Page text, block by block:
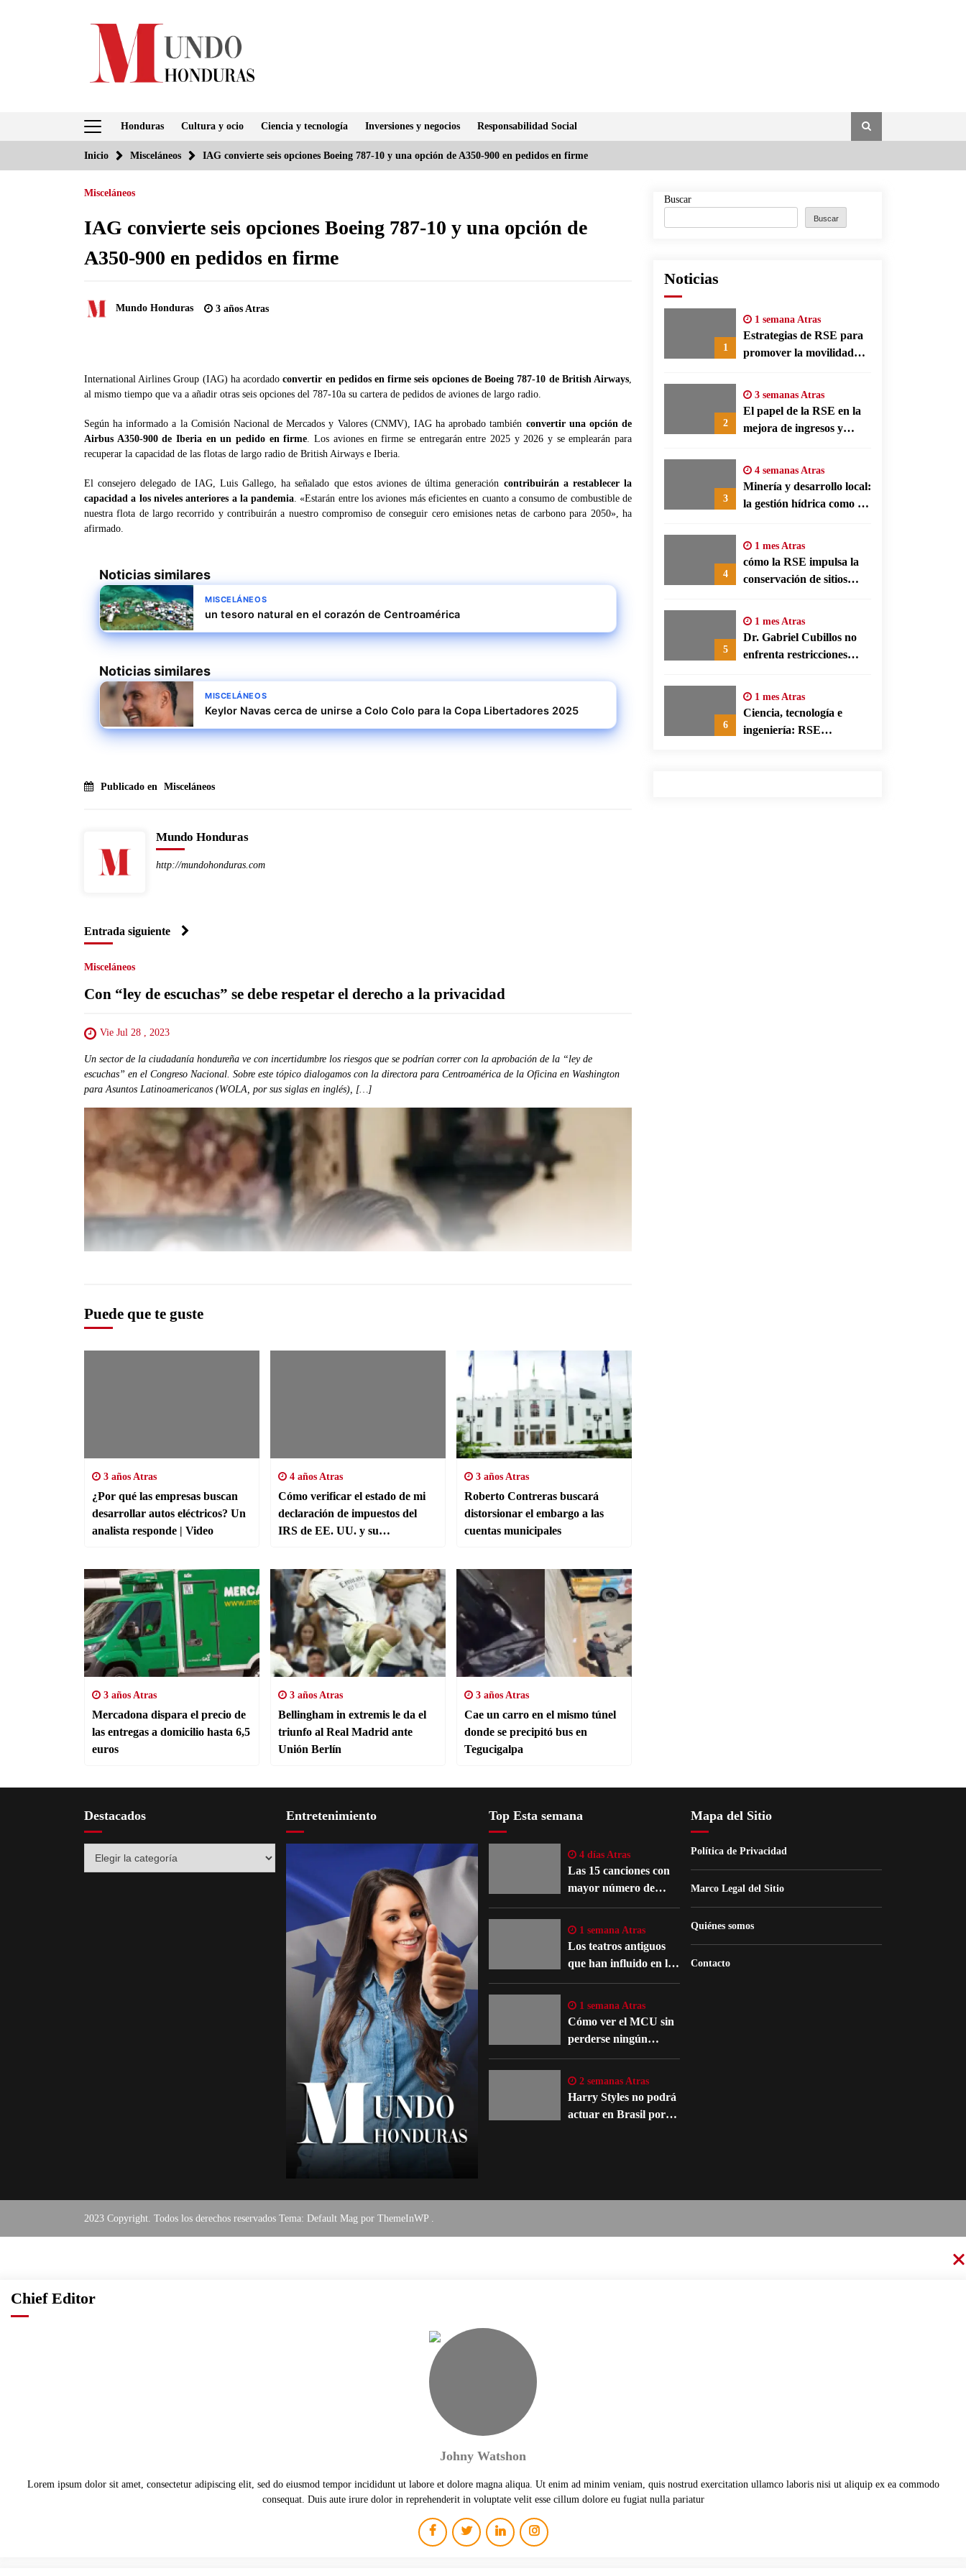
Honduras Cultura y ocio Ciencia y tecnología Inversiones y negocios Responsabilidad Social
Inicio Misceláneos IAG convierte seis opciones Boeing 787-10 y una opción de A350-900 en pedidos en firme
Misceláneos
IAG convierte seis opciones Boeing 787-10 y una opción de
A350-900 en pedidos en firme
Mundo Honduras 3 años Atras
International Airlines Group (IAG) ha acordadoconvertir en pedidos en firme seis opciones de Boeing 787-10 de British Airways,
al mismo tiempo que va a añadir otras seis opciones del 787-10a su cartera de pedidos de aviones de largo radio.
Según ha informado a la Comisión Nacional de Mercados y Valores (CNMV), IAG ha aprobado también convertir una opción de
Airbus A350-900 de Iberia en un pedido en firme. Los aviones en firme se entregarán entre 2025 y 2026 y se emplearán para
recuperar la capacidad de las flotas de largo radio de British Airways e Iberia.
El consejero delegado de IAG, Luis Gallego, ha señalado que estos aviones de última generación contribuirán a restablecer la
capacidad a los niveles anteriores a la pandemia. «Estarán entre los aviones más eficientes en cuanto a consumo de combustible de
nuestra flota de largo recorrido y contribuirán a nuestro compromiso de conseguir cero emisiones netas de carbono para 2050», ha
afirmado.
Noticias similares
MISCELÁNEOS
un tesoro natural en el corazón de Centroamérica
Noticias similares
MISCELÁNEOS
Keylor Navas cerca de unirse a Colo Colo para la Copa Libertadores 2025
Publicado en Misceláneos
Mundo Honduras
http://mundohonduras.com
Entrada siguiente
Misceláneos
Con “ley de escuchas” se debe respetar el derecho a la privacidad
Vie Jul 28 , 2023
Un sector de la ciudadanía hondureña ve con incertidumbre los riesgos que se podrían correr con la aprobación de la “ley de
escuchas” en el Congreso Nacional. Sobre este tópico dialogamos con la directora para Centroamérica de la Oficina en Washington
para Asuntos Latinoamericanos (WOLA, por sus siglas en inglés), […]
Puede que te guste
3 años Atras
¿Por qué las empresas buscan
desarrollar autos eléctricos? Un
analista responde | Video
4 años Atras
Cómo verificar el estado de mi
declaración de impuestos del
IRS de EE. UU. y su
3 años Atras
Roberto Contreras buscará
distorsionar el embargo a las
cuentas municipales
3 años Atras
Mercadona dispara el precio de
las entregas a domicilio hasta 6,5
euros
3 años Atras
Bellingham in extremis le da el
triunfo al Real Madrid ante
Unión Berlín
3 años Atras
Cae un carro en el mismo túnel
donde se precipitó bus en
Tegucigalpa
Buscar
Buscar
Noticias
1
1 semana Atras
Estrategias de RSE para
promover la movilidad
fabriles alemanes
2
3 semanas Atras
El papel de la RSE en la
mejora de ingresos y
3
4 semanas Atras
Minería y desarrollo local:
la gestión hídrica como eje
4
1 mes Atras
cómo la RSE impulsa la
conservación de sitios
5
1 mes Atras
Dr. Gabriel Cubillos no
enfrenta restricciones
6
1 mes Atras
Ciencia, tecnología e
ingeniería: RSE
Destacados Entretenimiento Top Esta semana
4 días Atras
Las 15 canciones con
mayor número de
reinterpretaciones
1 semana Atras
Los teatros antiguos
que han influido en la
evolución del teatro
1 semana Atras
Cómo ver el MCU sin
perderse ningún
detalle importante en
2 semanas Atras
Harry Styles no podrá
actuar en Brasil por
Mapa del Sitio
Política de Privacidad
Marco Legal del Sitio
Quiénes somos
Contacto
2023 Copyright. Todos los derechos reservados Tema: Default Mag por ThemeInWP
Chief Editor
Johny Watshon
Lorem ipsum dolor sit amet, consectetur adipiscing elit, sed do eiusmod tempor incididunt ut labore et dolore magna aliqua. Ut enim ad minim veniam, quis nostrud exercitation ullamco laboris nisi ut aliquip ex ea commodo
consequat. Duis aute irure dolor in reprehenderit in voluptate velit esse cillum dolore eu fugiat nulla pariatur